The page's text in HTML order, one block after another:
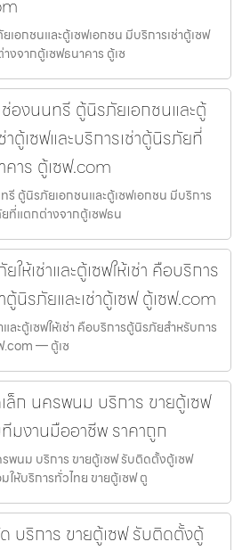
อกชนและตู้เซฟเอกชน มีบริการเช่าตู้เซฟ
งจากตู้เซฟธนาคาร ตู้เซ
ช่องนนทรี ตู้นิรภัยเอกชนและตู้
ตู้เซฟและบริการเช่าตู้นิรภัยที่
คาร ตู้เซฟ.com
รี ตู้นิรภัยเอกชนและตู้เซฟเอกชน มีบริการ
ยที่แตกต่างจากตู้เซฟธน
ให้เช่าและตู้เซฟให้เช่า คือบริการ
นิรภัยและเช่าตู้เซฟ ตู้เซฟ.com
และตู้เซฟให้เช่า คือบริการตู้นิรภัยสำหรับการ
.com — ตู้เซ
ล็ก นครพนม บริการ ขายตู้เซฟ
มงานมืออาชีพ ราคาถูก
พนม บริการ ขายตู้เซฟ รับติดตั้งตู้เซฟ
ห้บริการทั่วไทย ขายตู้เซฟ ตู
บริการ ขายตู้เซฟ รับติดตั้งตู้